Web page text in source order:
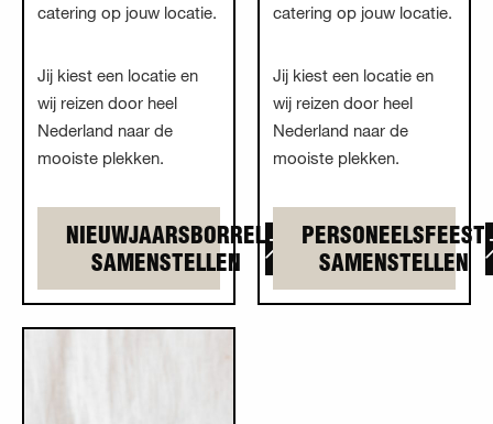
catering op jouw locatie.
Jij kiest een locatie en
wij reizen door heel
Nederland naar de
mooiste plekken.
NIEUWJAARSBORREL
SAMENSTELLEN
catering op jouw locatie.
Jij kiest een locatie en
wij reizen door heel
Nederland naar de
mooiste plekken.
PERSONEELSFEEST
SAMENSTELLEN